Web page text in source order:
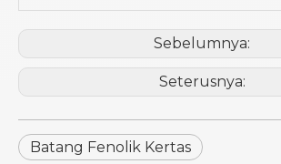
Sebelumnya:
Seterusnya:
Batang Fenolik Kertas